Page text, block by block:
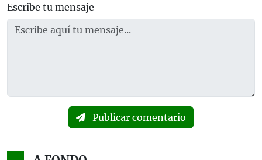
Escribe tu mensaje
Publicar comentario